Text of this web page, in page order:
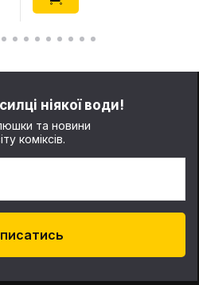
ніякої води!
та новини
коміксів.